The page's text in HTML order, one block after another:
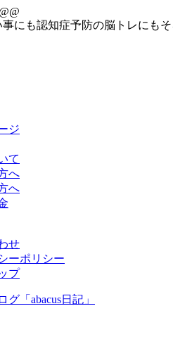
ジ
て
へ
へ
せ
ーポリシー
プ